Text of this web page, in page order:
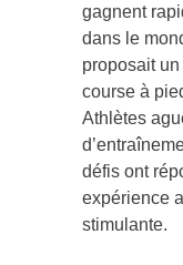
gagnent
dans le
proposait
course à
Athlètes
défis ont
expérience
stimulante.